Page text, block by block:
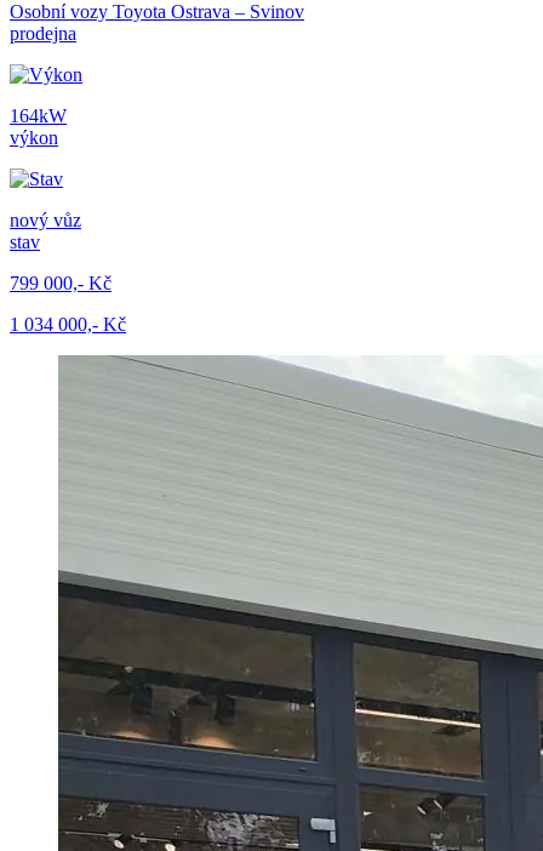
Osobní vozy Toyota Ostrava – Svinov
prodejna
164kW
výkon
nový vůz
stav
799 000,- Kč
1 034 000,- Kč